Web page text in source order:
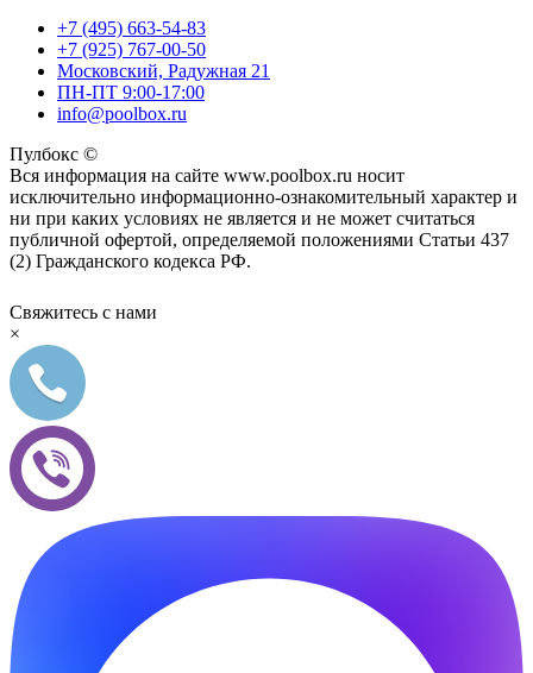
+7 (495) 663-54-83
+7 (925) 767-00-50
Московский, Радужная 21
ПН-ПТ 9:00-17:00
info@poolbox.ru
Пулбокс ©
Вся информация на сайте www.poolbox.ru носит
исключительно информационно-ознакомительный характер и
ни при каких условиях не является и не может считаться
публичной офертой, определяемой положениями Статьи 437
(2) Гражданского кодекса РФ.
Свяжитесь с нами
×